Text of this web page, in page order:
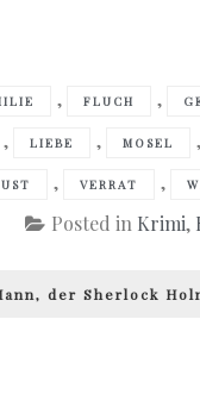
, FLUCH ,
, LIEBE , MOSEL ,
, VERRAT ,
Posted in Krimi,
der Sherlock